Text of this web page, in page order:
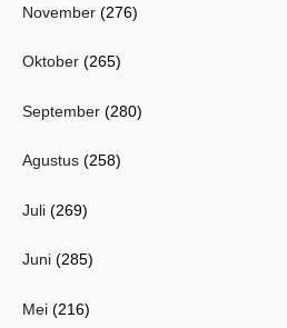
November (276)
Oktober (265)
September (280)
Agustus (258)
Juli (269)
Juni (285)
Mei (216)